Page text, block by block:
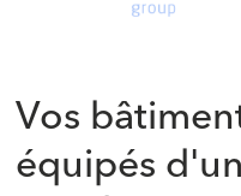
Vos
équipés